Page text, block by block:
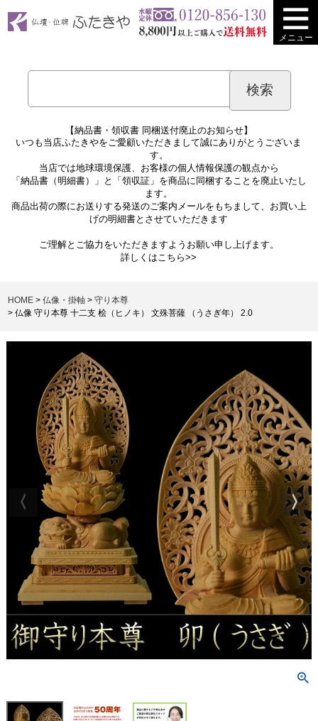
メニュー
【納品書・領収書 同梱送付廃止のお知らせ】
いつも当店ふたきやをご愛顧いただきまして誠にありがとうございま
す。
当店では地球環境保護、お客様の個人情報保護の観点から
「納品書（明細書）」と「領収証」を商品に同梱することを廃止いたし
ます。
商品出荷の際にお送りする発送のご案内メールをもちまして、お買い上
げの明細書とさせていただきます
ご理解とご協力をいただきますようお願い申し上げます。
詳しくはこちら>>
HOME 仏像・掛軸
守り本尊
仏像 守り本尊 十二支 桧（ヒノキ） 文殊菩薩 （うさぎ年） 2.0